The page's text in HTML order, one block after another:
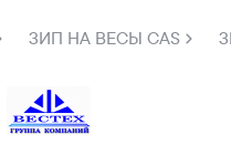
ЗИП НА ВЕСЫ CAS